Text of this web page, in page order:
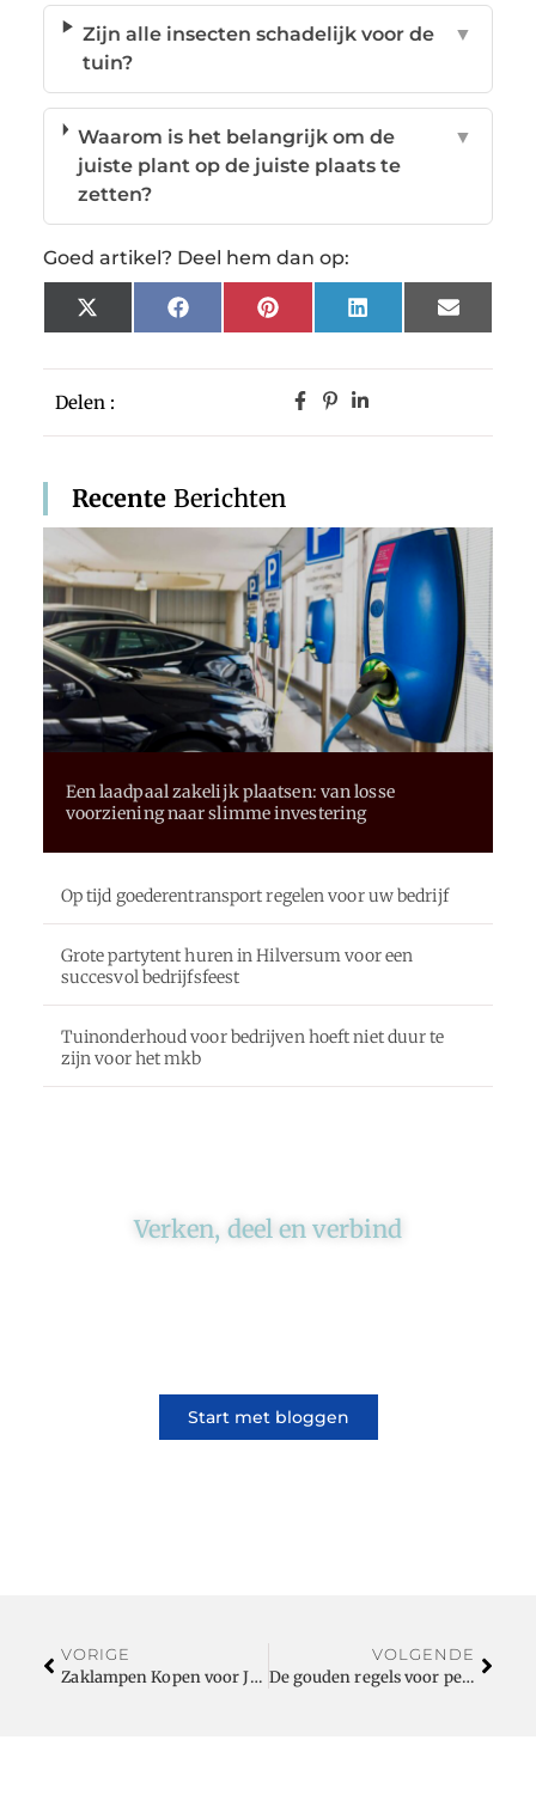
Delen :
Recente Berichten
Een laadpaal zakelijk plaatsen: van losse
voorziening naar slimme investering
Op tijd goederentransport regelen voor uw bedrijf
Grote partytent huren in Hilversum voor een
succesvol bedrijfsfeest
Tuinonderhoud voor bedrijven hoeft niet duur te
zijn voor het mkb
Verken, deel en verbind
Start met bloggen
Zijn alle insecten schadelijk voor de
tuin?
▼
Waarom is het belangrijk om de
juiste plant op de juiste plaats te
zetten?
▼
Goed artikel? Deel hem dan op:
X
(Twitter)
FacebookPinterestLinkedInEmail
VORIGE
Zaklampen Kopen voor Je Bedrijf
VOLGENDE
De gouden regels voor perfecte wenkbrauwen met Hybrid Brows